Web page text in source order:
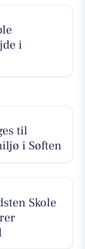
i
til
i Søften
Skole